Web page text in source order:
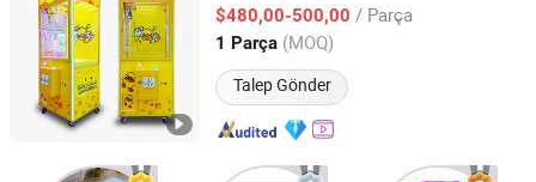
$480,00-500,00 / Parça
1 Parça (MOQ)
Talep Gönder
Guangdong, China Fiyat 2025